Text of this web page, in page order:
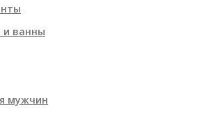
ванны
мужчин